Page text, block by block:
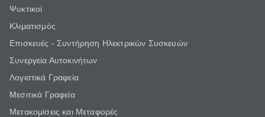
Ψυκτικοί
Κλιματισμός
Επισκευές - Συντήρηση Ηλεκτρικών Συσκευών
Συνεργεία Αυτοκινήτων
Λογιστικά Γραφεία
Μεσιτικά Γραφεία
Μετακομίσεις και Μεταφορές